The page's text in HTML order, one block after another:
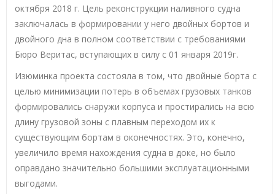
октября 2018 г. Цель реконструкции наливного судна
заключалась в формировании у него двойных бортов и
двойного дна в полном соответствии с требованиями
Бюро Веритас, вступающих в силу с 01 января 2019г.
Изюминка проекта состояла в том, что двойные борта с
целью минимизации потерь в объемах грузовых танков
формировались снаружи корпуса и простирались на всю
длину грузовой зоны с плавным переходом их к
существующим бортам в оконечностях. Это, конечно,
увеличило время нахождения судна в доке, но было
оправдано значительно большими эксплуатационными
выгодами.